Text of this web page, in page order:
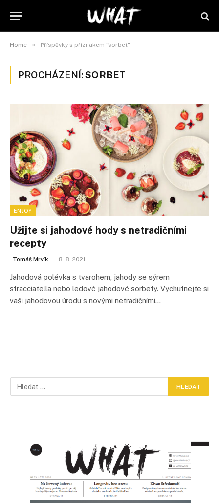
Home » Příspěvky s příznakem "sorbet"
PROCHÁZENÍ:SORBET
ENJOY
Užijte si jahodové hody s netradičními
recepty
Tomáš Mrvík 8. 8. 2021
Jahodová polévka s tvarohem, jahody se sýrem
stracciatella nebo ledové jahodové sorbety. Vychutnejte si
vaši jahodovou úrodu s novými netradičními…